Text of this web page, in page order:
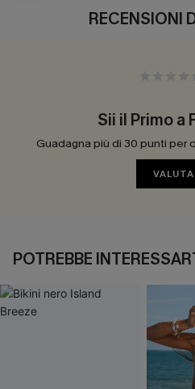
RECENSIONI
Sii il Primo a
Guadagna più di 30 punti per
POTREBBE